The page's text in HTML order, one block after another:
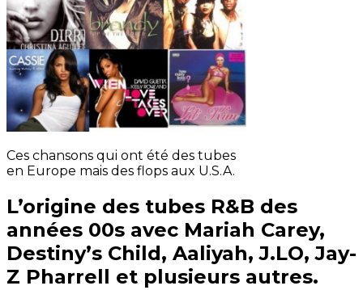
Ces chansons qui ont été des tubes
en Europe mais des flops aux U.S.A.
L’origine des tubes R&B des
années 00s avec Mariah Carey,
Destiny’s Child, Aaliyah, J.LO, Jay-
Z Pharrell et plusieurs autres.